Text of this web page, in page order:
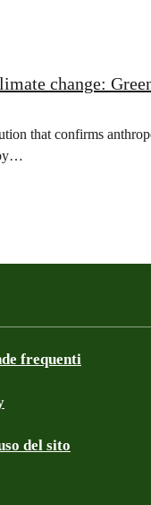
change:
that confirms
frequenti
del sito